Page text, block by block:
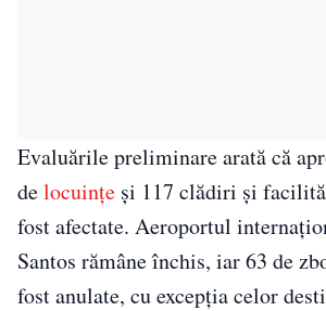
Evaluările preliminare arată că
delocuințe și 117 clădiri și
fost afectate. Aeroportul
Santos rămâne închis, iar 63 de
fost anulate, cu excepția celor